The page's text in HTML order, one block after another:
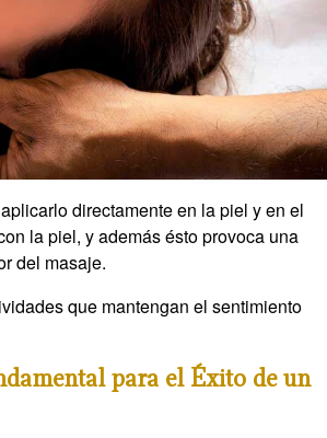
directamente en la piel y en el
la piel, y además ésto provoca una
del masaje.
que mantengan el sentimiento
para el Éxito de un